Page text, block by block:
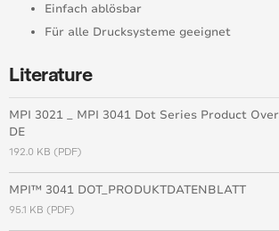
Einfach ablösbar
Für alle Drucksysteme geeignet
Literature
MPI 3021 _ MPI 3041 Dot Series Product
DE
192.0 KB (PDF)
MPI™ 3041 DOT_PRODUKTDATENBLATT
95.1 KB (PDF)